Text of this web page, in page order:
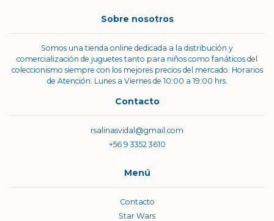
Sobre nosotros
Somos una tienda online dedicada a la distribución y
comercialización de juguetes tanto para niños como fanáticos del
coleccionismo siempre con los mejores precios del mercado. Horarios
de Atención: Lunes a Viernes de 10:00 a 19:00 hrs.
Contacto
rsalinasvidal@gmail.com
+56 9 3352 3610
Menú
Contacto
Star Wars